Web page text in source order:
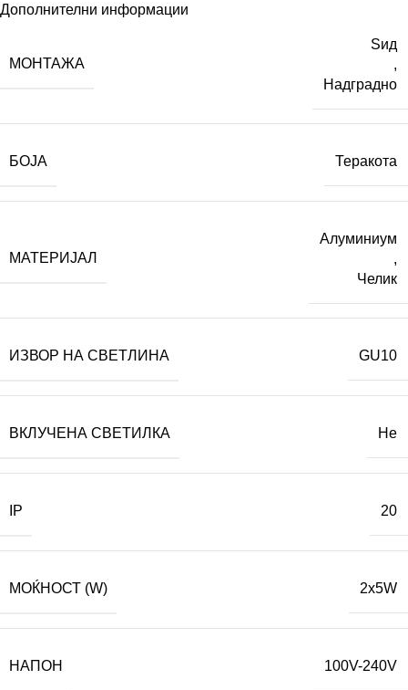
Дополнителни информации
МОНТАЖА
Ѕид
,
Надградно
БОЈА Теракота
МАТЕРИЈАЛ
Алуминиум
,
Челик
ИЗВОР НА СВЕТЛИНА GU10
ВКЛУЧЕНА СВЕТИЛКА Не
IP 20
МОЌНОСТ (W) 2x5W
НАПОН 100V-240V